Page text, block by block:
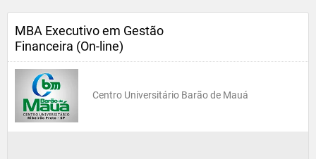
MBA Executivo em Gestão
Financeira (On-line)
Centro Universitário Barão de Mauá